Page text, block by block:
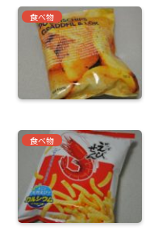
食べ物
食べ物